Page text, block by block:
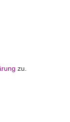
zu.